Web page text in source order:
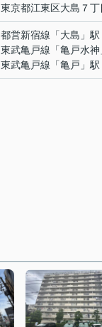
東京都江東区大島 ７丁
都営新宿線 「大島 」
東武亀戸線 「亀戸水神
東武亀戸線 「亀戸 」駅